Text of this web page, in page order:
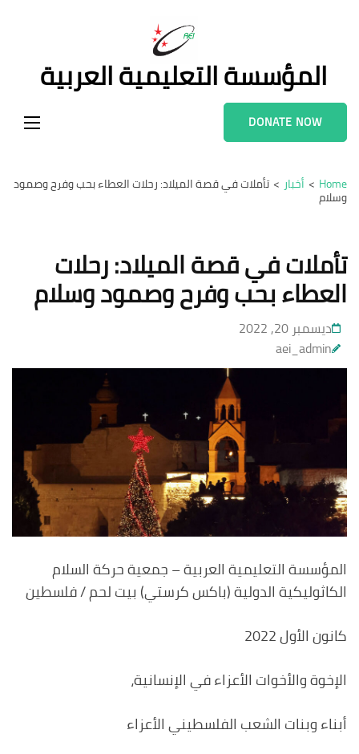
Enter)
المؤسسة التعليمية العربية
DONATE NOW
Home
>أخبار >تأملات في قصة الميلاد: رحلات العطاء بحب وفرح وصمود
وسلام
تأملات في قصة الميلاد: رحلات
العطاء بحب وفرح وصمود وسلام
ديسمبر 20, 2022
aei_admin
المؤسسة التعليمية العربية – جمعية حركة السلام
الكاثوليكية الدولية (باكس كرستي) بيت لحم / فلسطين
كانون الأول 2022
الإخوة والأخوات الأعزاء في الإنسانية،
أبناء وبنات الشعب الفلسطيني الأعزاء